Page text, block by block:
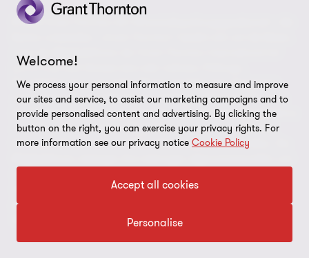
© 2026 Grant Thornton AG Wirtschaftsprüfungsgesellschaft - Alle
unter der Mitgliedsfirmen der Grant Thornton International Ltd
(„GTIL“), je nach Kontext eine oder mehrere, Prüfungs-,
Steuerberatungs- und andere Beratungs-leistungen (insgesamt
„Leistungen“) für ihre Mandanten erbringen. Die Grant Thornton
AG Wirtschaftsprüfungsgesellschaft ist die deutsche Mitgliedsfirma
von GTIL. GTIL und deren Mitgliedsfirmen sind keine weltweite
Partnerschaft, sondern rechtlich selbständige Gesellschaften. Die
nicht tätige Dachorganisation erbringt GTIL keine Leistungen
gegenüber Mandanten. Sämtliche Bezeichnungen richten sich an
Welcome!
We process your personal information to measure and improve
our sites and service, to assist our marketing campaigns and to
provide personalised content and advertising. By clicking the
button on the right, you can exercise your privacy rights. For
more information see our privacy notice Cookie Policy
Accept all cookies
Personalise